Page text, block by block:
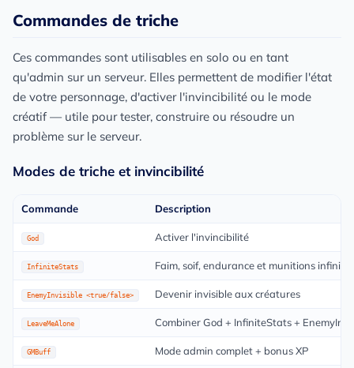
Commandes de triche
Ces commandes sont utilisables en solo ou en tant
qu'admin sur un serveur. Elles permettent de modifier l'état
de votre personnage, d'activer l'invincibilité ou le mode
créatif — utile pour tester, construire ou résoudre un
problème sur le serveur.
Modes de triche et invincibilité
Commande Description
God Activer l'invincibilité
InfiniteStats Faim, soif, endurance et munitions infinies
EnemyInvisible <true/false> Devenir invisible aux créatures
LeaveMeAlone Combiner God + InfiniteStats +
GMBuff Mode admin complet + bonus XP